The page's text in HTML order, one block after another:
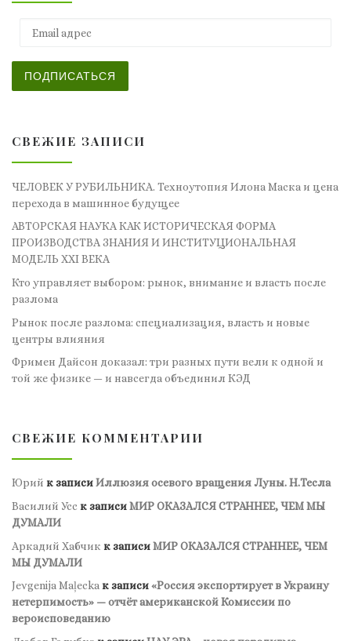
ПОДПИСАТЬСЯ
СВЕЖИЕ ЗАПИСИ
ЧЕЛОВЕК У РУБИЛЬНИКА. Техноутопия Илона Маска и цена
перехода в машинное будущее
АВТОРСКАЯ НАУКА КАК ИСТОРИЧЕСКАЯ ФОРМА
ПРОИЗВОДСТВА ЗНАНИЯ И ИНСТИТУЦИОНАЛЬНАЯ
МОДЕЛЬ XXI ВЕКА
Кто управляет выбором: рынок, внимание и власть после
разлома
Рынок после разлома: специализация, власть и новые
центры влияния
Фримен Дайсон доказал: три разных пути вели к одной и
той же физике — и навсегда объединил КЭД
СВЕЖИЕ КОММЕНТАРИИ
Юрий к записиИллюзия осевого вращения Луны. Н.Тесла
Василий Усс к записиМИР ОКАЗАЛСЯ СТРАННЕЕ, ЧЕМ МЫ
ДУМАЛИ
Аркадий Хабчик к записиМИР ОКАЗАЛСЯ СТРАННЕЕ, ЧЕМ
МЫ ДУМАЛИ
Jevgenija Maļeckaк записи«Россия экспортирует в Украину
нетерпимость» — отчёт американской Комиссии по
вероисповеданию